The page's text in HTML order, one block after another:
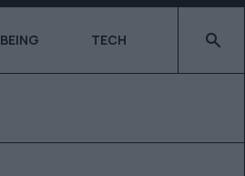
BEING TECH Type